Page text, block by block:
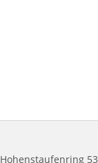
Hohenstaufenring 53